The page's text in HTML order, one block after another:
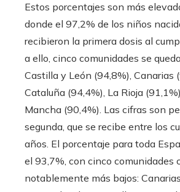
Estos porcentajes son más
donde el 97,2% de los niños
recibieron la primera dosis al
a ello, cinco comunidades se
Castilla y León (94,8%), Canarias
Cataluña (94,4%), La Rioja
Mancha (90,4%). Las cifras son
segunda, que se recibe entre los
años. El porcentaje para toda
el 93,7%, con cinco comunidades
notablemente más bajos: